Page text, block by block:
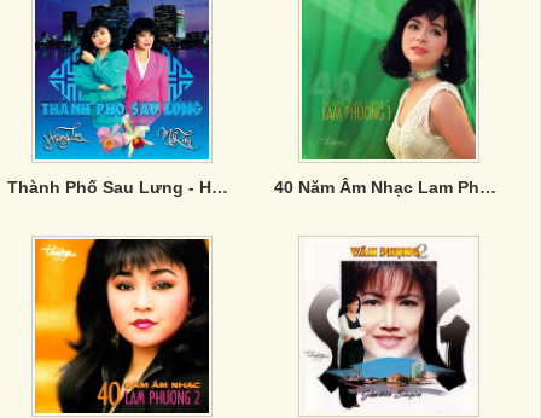
Thành Phố Sau Lưng - Hương Lan, Mỹ Lan 40 Năm Âm Nhạc Lam Phương 1